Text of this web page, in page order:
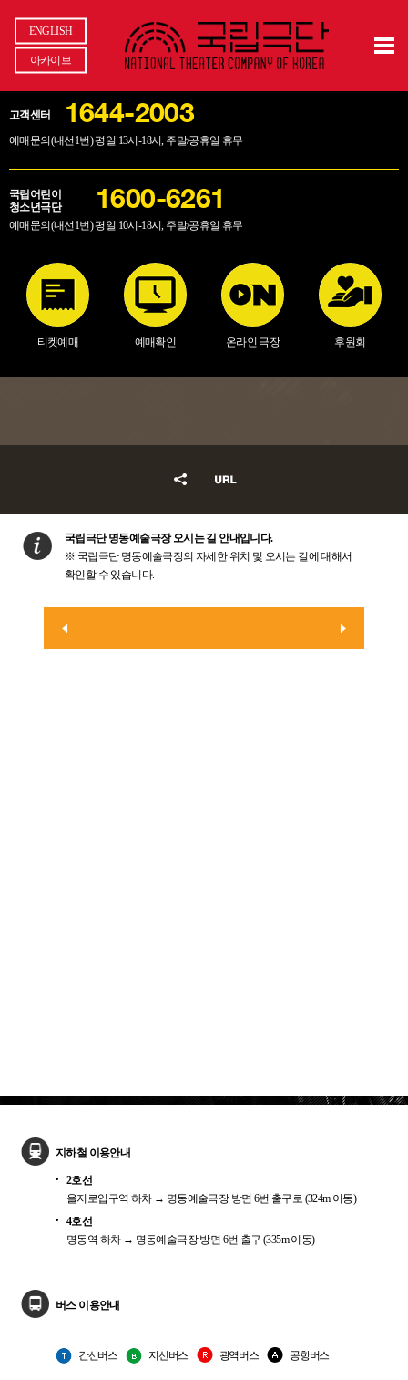
ENGLISH
아카이브
고객센터 1644-2003
예매문의(내선1번) 평일 13시-18시, 주말/공휴일 휴무
국립어린이
청소년극단
1600-6261
예매문의(내선1번) 평일 10시-18시, 주말/공휴일 휴무
티켓예매 예매확인 온라인 극장 후원회
국립극단 명동예술극장 오시는 길 안내입니다.
※ 국립극단 명동예술극장의 자세한 위치 및 오시는 길에 대해서
확인할 수 있습니다.
지하철 이용안내
2호선
을지로입구역 하차 → 명동예술극장 방면 6번 출구로 (324m 이동)
4호선
명동역 하차 → 명동예술극장 방면 6번 출구 (335m 이동)
버스 이용안내
간선버스 지선버스 광역버스 공항버스